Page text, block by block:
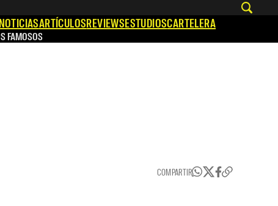
NOTICIASARTÍCULOSREVIEWSESTUDIOSCARTELERA
FAMOSOS
COMPARTIR